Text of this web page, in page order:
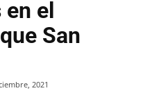
el
San
2021